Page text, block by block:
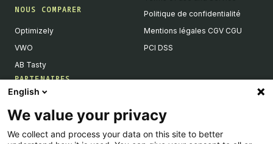
NOUS COMPARER
Optimizely
VWO
AB Tasty
PARTENAIRES
Devenir partenaires
Liste de nos intégrations
Politique de confidentialité
Mentions légales CGV CGU
PCI DSS
English
We value your privacy
We collect and process your data on this site to better